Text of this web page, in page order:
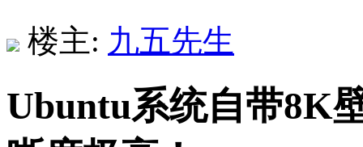
楼主: 九五先生
Ubuntu系统自带8K